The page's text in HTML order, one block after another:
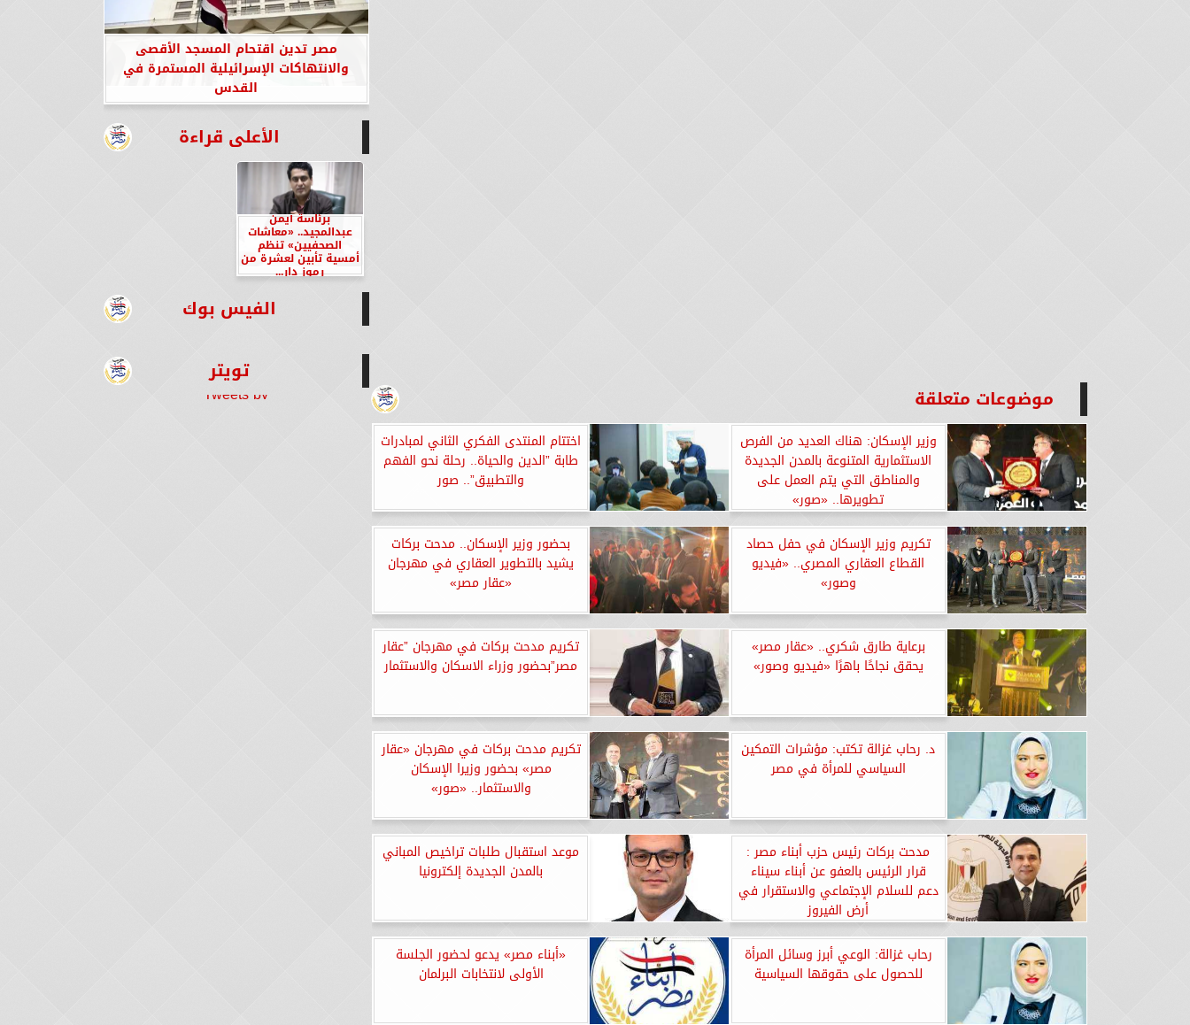
موضوعات متعلقة
وزير الإسكان: هناك العديد من الفرص
الاستثمارية المتنوعة بالمدن الجديدة
والمناطق التي يتم العمل على
تطويرها.. «صور»
اختتام المنتدى الفكري الثاني لمبادرات
طابة ”الدين والحياة.. رحلة نحو الفهم
والتطبيق”.. صور
تكريم وزير الإسكان في حفل حصاد
القطاع العقاري المصري.. «فيديو
وصور»
بحضور وزير الإسكان.. مدحت بركات
يشيد بالتطوير العقاري في مهرجان
«عقار مصر»
برعاية طارق شكري.. «عقار مصر»
يحقق نجاحًا باهرًا «فيديو وصور»
تكريم مدحت بركات في مهرجان ”عقار
مصر”بحضور وزراء الاسكان والاستثمار
د. رحاب غزالة تكتب: مؤشرات التمكين
السياسي للمرأة في مصر
تكريم مدحت بركات في مهرجان «عقار
مصر» بحضور وزيرا الإسكان
والاستثمار.. «صور»
مدحت بركات رئيس حزب أبناء مصر :
قرار الرئيس بالعفو عن أبناء سيناء
دعم للسلام الإجتماعي والاستقرار في
أرض الفيروز
موعد استقبال طلبات تراخيص المباني
بالمدن الجديدة إلكترونيا
رحاب غزالة: الوعي أبرز وسائل المرأة
للحصول على حقوقها السياسية
«أبناء مصر» يدعو لحضور الجلسة
الأولى لانتخابات البرلمان
مصر تدين اقتحام المسجد الأقصى
والانتهاكات الإسرائيلية المستمرة في
القدس
الأعلى قراءة
برئاسة أيمن
عبدالمجيد.. «معاشات
الصحفيين» تنظم
أمسية تأبين لعشرة من
رموز دار...
الفيس بوك
تويتر
Tweets by